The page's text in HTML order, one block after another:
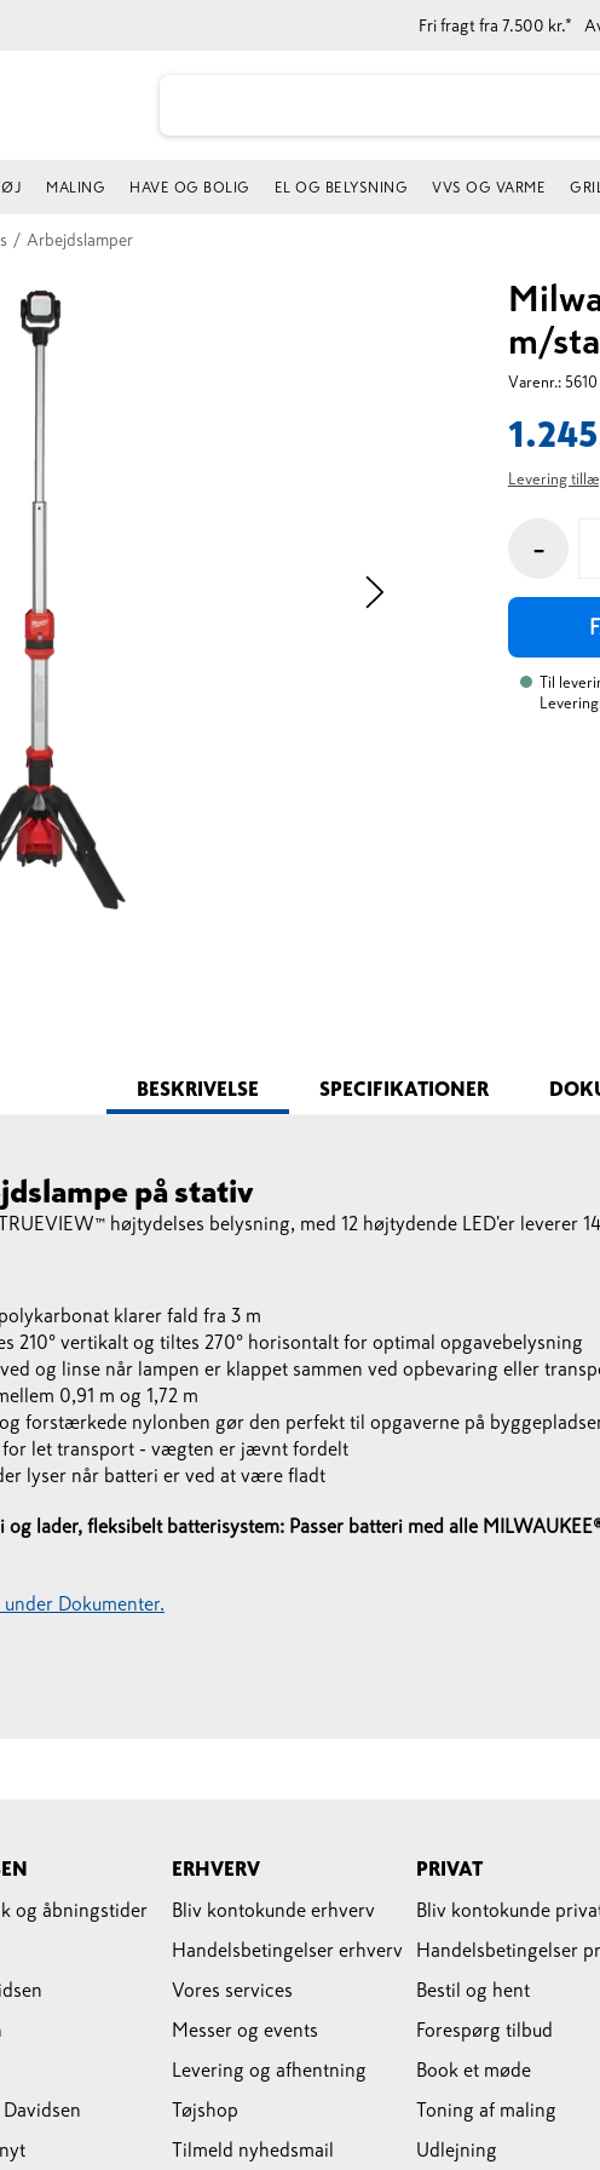
Fri fragt fra 7.500 kr.*
MALING HAVE OG BOLIG EL OG BELYSNING VVS OG VARME
/ Arbejdslamper
m/
Varenr.:
Levering
-
Til
BESKRIVELSE SPECIFIKATIONER
på stativ
højtydelses belysning, med 12 højtydende LED'er leverer
klarer fald fra 3 m
210° vertikalt og tiltes 270° horisontalt for optimal opgavebelysning
og linse når lampen er klappet sammen ved opbevaring eller
0,91 m og 1,72 m
og forstærkede nylonben gør den perfekt til opgaverne på
let transport - vægten er jævnt fordelt
lyser når batteri er ved at være fladt
og lader, fleksibelt batterisystem: Passer batteri med alle
Dokumenter.
og åbningstider
Davidsen
ERHVERV
Bliv kontokunde erhverv
Handelsbetingelser erhverv
Vores services
Messer og events
Levering og afhentning
Tøjshop
Tilmeld nyhedsmail
PRIVAT
Bliv kontokunde
Handelsbetingelser
Bestil og hent
Forespørg tilbud
Book et møde
Toning af maling
Udlejning